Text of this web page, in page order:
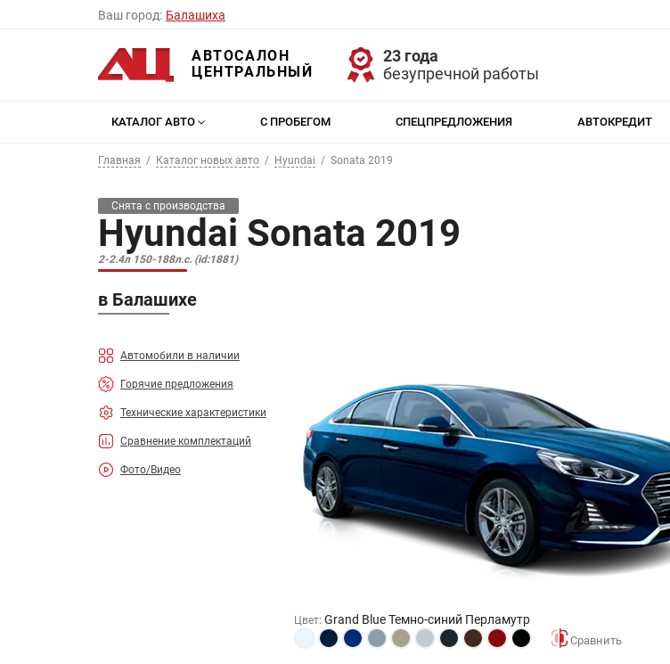
Ваш город: Балашиха
АВТОСАЛОН
ЦЕНТРАЛЬНЫЙ
23 года
безупречной работы
КАТАЛОГ АВТО С ПРОБЕГОМ СПЕЦПРЕДЛОЖЕНИЯ АВТОКРЕДИТ
Главная Каталог новых авто Hyundai Sonata 2019
Снята с производства
Hyundai Sonata 2019
2-2.4л 150-188л.с. (id:1881)
в Балашихе
Автомобили в наличии
Горячие предложения
Технические характеристики
Сравнение комплектаций
Фото/Видео
Цвет: Grand Blue Темно-синий Перламутр